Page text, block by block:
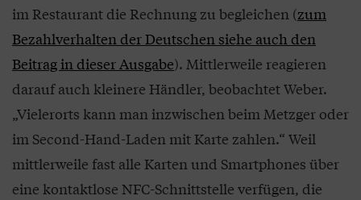
im Restaurant die Rechnung zu begleichen (zum
Bezahlverhalten der Deutschen siehe auch den
Beitrag in dieser Ausgabe). Mittlerweile reagieren
darauf auch kleinere Händler, beobachtet Weber.
„Vielerorts kann man inzwischen beim Metzger oder
im Second-Hand-Laden mit Karte zahlen.“ Weil
mittlerweile fast alle Karten und Smartphones über
eine kontaktlose NFC-Schnittstelle verfügen, die